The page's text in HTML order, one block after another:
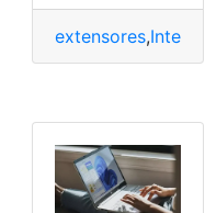
extensores,Internet